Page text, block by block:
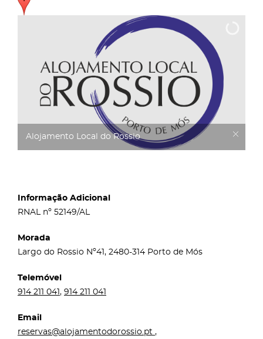
Alojamento Local do Rossio
Informação Adicional
RNAL nº 52149/AL
Morada
Largo do Rossio Nº41, 2480-314 Porto de Mós
Telemóvel
914 211 041, 914 211 041
Email
reservas@alojamentodorossio.pt ,